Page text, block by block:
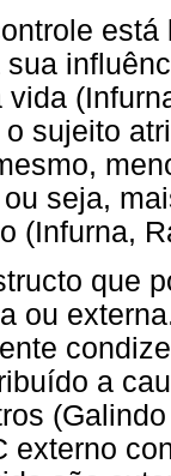
sujeito
seja,
(Infurna,
que
ou
a
externo